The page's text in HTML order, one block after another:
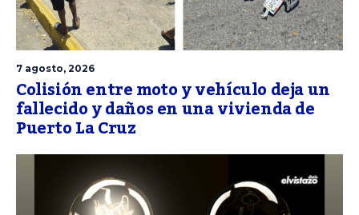
7 agosto, 2026
Colisión entre moto y vehículo deja un
fallecido y daños en una vivienda de
Puerto La Cruz